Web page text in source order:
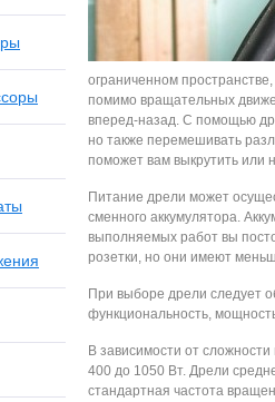
ограниченном
помимо вращательных
вперед-назад. С помощью
но также перемешивать
поможет вам выкрутить или
Питание дрели может
сменного аккумулятора.
выполняемых работ вы
розетки, но они имеют
При выборе дрели следует
функциональность,
В зависимости от
400 до 1050 Вт. Дрели
стандартная частота